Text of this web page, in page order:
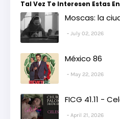
Tal Vez Te Interesen Estas
Moscas: la
July 02, 2026
México 86
May 22, 2026
FICG 41.11 -
April 21, 2026